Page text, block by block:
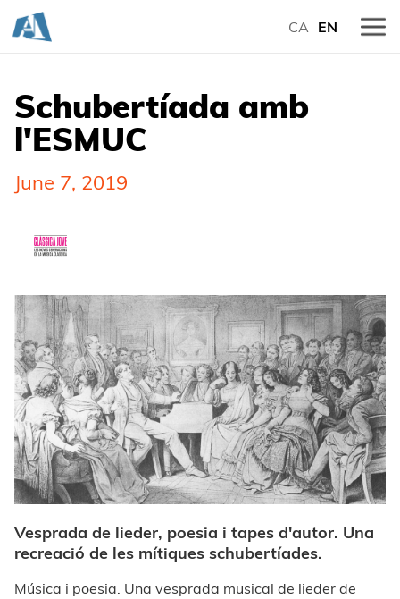
CA EN
Schubertíada amb
l'ESMUC
June 7, 2019
Vesprada de lieder, poesia i tapes d'autor. Una
recreació de les mítiques schubertíades.
Música i poesia. Una vesprada musical de lieder de